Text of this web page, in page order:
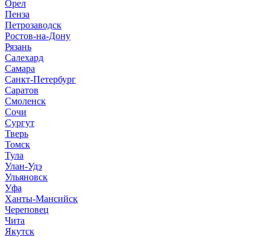
Орел
Пенза
Петрозаводск
Ростов-на-Дону
Рязань
Салехард
Самара
Санкт-Петербург
Саратов
Смоленск
Сочи
Сургут
Тверь
Томск
Тула
Улан-Удэ
Ульяновск
Уфа
Ханты-Мансийск
Череповец
Чита
Якутск